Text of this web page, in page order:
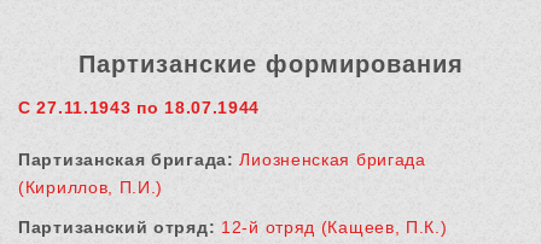
Партизанские формирования
С 27.11.1943 по 18.07.1944
Партизанская бригада: Лиозненская бригада
(Кириллов, П.И.)
Партизанский отряд: 12-й отряд (Кащеев, П.К.)